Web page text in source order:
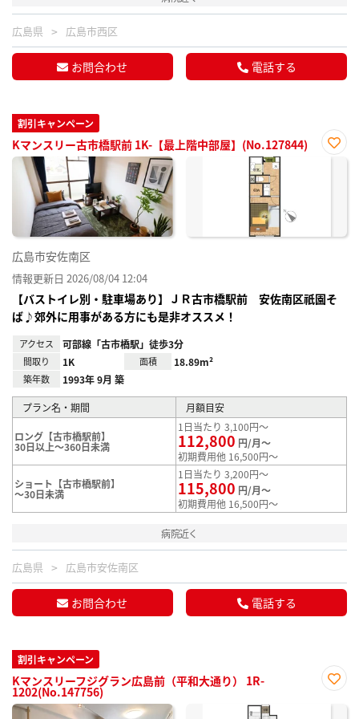
広島県 広島市西区
お問合わせ 電話する
割引キャンペーン
Kマンスリー古市橋駅前 1K-【最上階中部屋】(No.127844)
お気
広島市安佐南区
情報更新日 2026/08/04 12:04
【バストイレ別・駐車場あり】ＪＲ古市橋駅前 安佐南区祇園そ
ば♪郊外に用事がある方にも是非オススメ！
アクセス 可部線「古市橋駅」徒歩3分
間取り 1K 面積 18.89m²
築年数 1993年 9月 築
プラン名・期間 月額目安
ロング【古市橋駅前】
30日以上～360日未満
1日当たり 3,100円～
112,800 円/月～
初期費用他 16,500円～
ショート【古市橋駅前】
～30日未満
1日当たり 3,200円～
115,800 円/月～
初期費用他 16,500円～
病院近く
広島県 広島市安佐南区
お問合わせ 電話する
割引キャンペーン
Kマンスリーフジグラン広島前（平和大通り） 1R-
1202(No.147756)
に入